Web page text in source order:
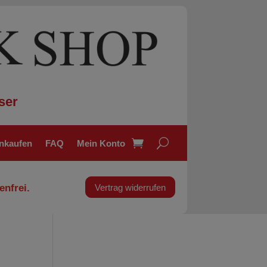
FAQ Mein Konto
Vertrag widerrufen